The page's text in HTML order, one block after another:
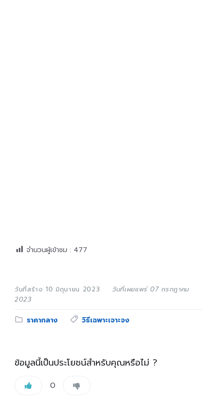
จำนวนผู้เข้าชม : 477
วันที่สร้าง 10 มิถุนายน 2023
วันที่เผยแพร่ 07 กรกฎาคม
2023
Category:
ราคากลาง Tags:
วิธีเฉพาะเจาะจง
ข้อมูลนี้เป็นประโยชน์สำหรับคุณหรือไม่ ?
0